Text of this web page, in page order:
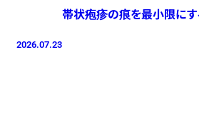
2026.07.23
帯状疱疹の痕を最小限にす